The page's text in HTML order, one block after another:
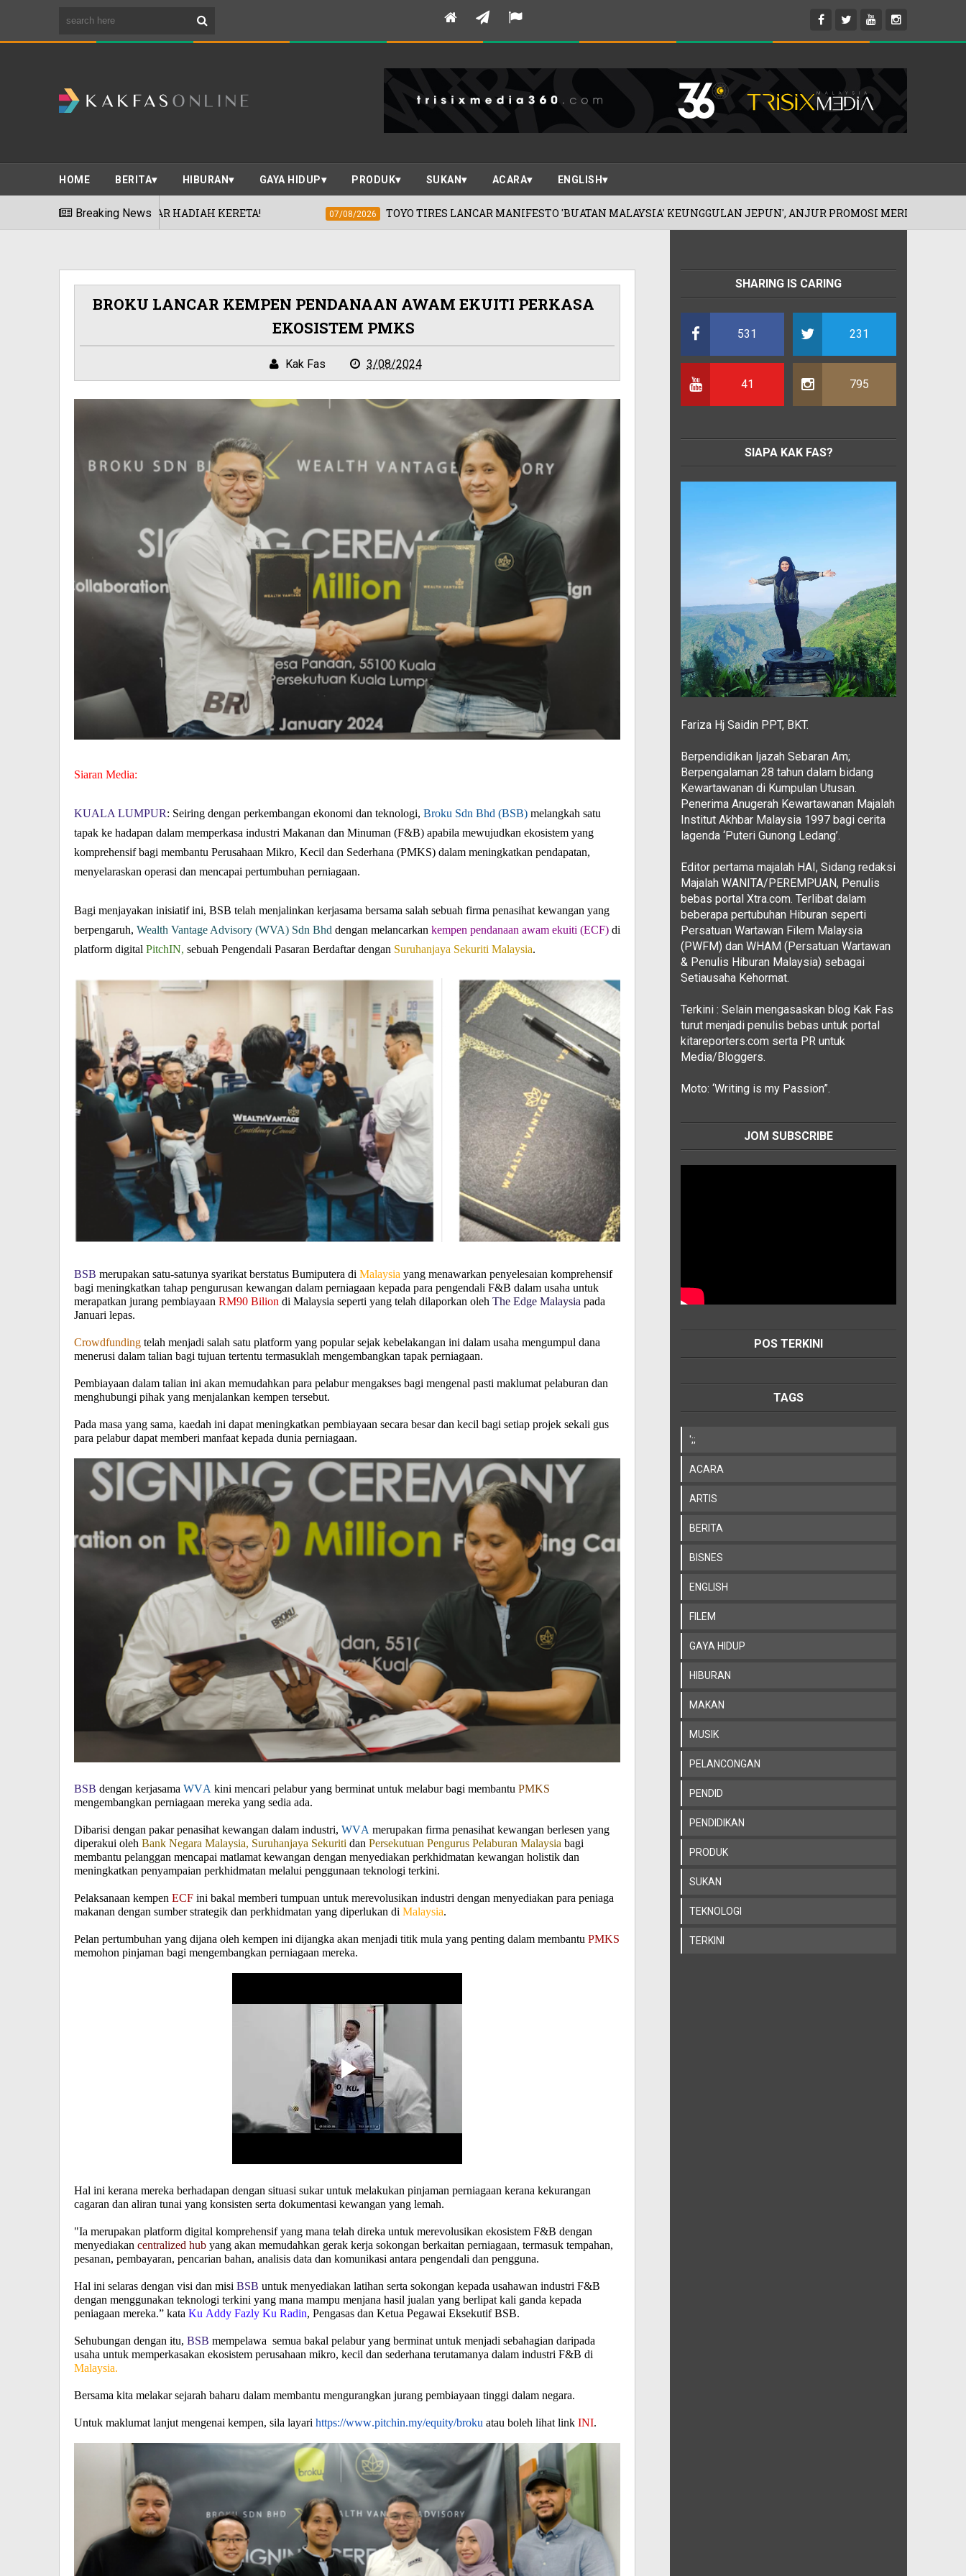
HOME BERITA HIBURAN GAYA HIDUP PRODUK SUKAN ACARA ENGLISH
Breaking News
TAWAR HADIAH KERETA! 07/08/2026 TOYO TIRES LANCAR MANIFESTO 'BUATAN MALAYSIA' KEUNGGULAN JEPUN', ANJUR PROMOSI MERDEKA! 06/08/2026
BROKU LANCAR KEMPEN PENDANAAN AWAM EKUITI PERKASA
EKOSISTEM PMKS
Kak Fas 3/08/2024
Siaran Media:
KUALA LUMPUR: Seiring dengan perkembangan ekonomi dan teknologi, Broku Sdn Bhd (BSB) melangkah satu
tapak ke hadapan dalam memperkasa industri Makanan dan Minuman (F&B) apabila mewujudkan ekosistem yang
komprehensif bagi membantu Perusahaan Mikro, Kecil dan Sederhana (PMKS) dalam meningkatkan pendapatan,
menyelaraskan operasi dan mencapai pertumbuhan perniagaan.
Bagi menjayakan inisiatif ini, BSB telah menjalinkan kerjasama bersama salah sebuah firma penasihat kewangan yang
berpengaruh, Wealth Vantage Advisory (WVA) Sdn Bhd dengan melancarkan kempen pendanaan awam ekuiti (ECF) di
platform digital PitchIN, sebuah Pengendali Pasaran Berdaftar dengan Suruhanjaya Sekuriti Malaysia.
BSB merupakan satu-satunya syarikat berstatus Bumiputera di Malaysia yang menawarkan penyelesaian komprehensif
bagi meningkatkan tahap pengurusan kewangan dalam perniagaan kepada para pengendali F&B dalam usaha untuk
merapatkan jurang pembiayaan RM90 Bilion di Malaysia seperti yang telah dilaporkan oleh The Edge Malaysia pada
Januari lepas.
Crowdfunding telah menjadi salah satu platform yang popular sejak kebelakangan ini dalam usaha mengumpul dana
menerusi dalam talian bagi tujuan tertentu termasuklah mengembangkan tapak perniagaan.
Pembiayaan dalam talian ini akan memudahkan para pelabur mengakses bagi mengenal pasti maklumat pelaburan dan
menghubungi pihak yang menjalankan kempen tersebut.
Pada masa yang sama, kaedah ini dapat meningkatkan pembiayaan secara besar dan kecil bagi setiap projek sekali gus
para pelabur dapat memberi manfaat kepada dunia perniagaan.
BSB dengan kerjasama WVA kini mencari pelabur yang berminat untuk melabur bagi membantu PMKS
mengembangkan perniagaan mereka yang sedia ada.
Dibarisi dengan pakar penasihat kewangan dalam industri, WVA merupakan firma penasihat kewangan berlesen yang
diperakui oleh Bank Negara Malaysia, Suruhanjaya Sekuriti dan Persekutuan Pengurus Pelaburan Malaysia bagi
membantu pelanggan mencapai matlamat kewangan dengan menyediakan perkhidmatan kewangan holistik dan
meningkatkan penyampaian perkhidmatan melalui penggunaan teknologi terkini.
Pelaksanaan kempen ECF ini bakal memberi tumpuan untuk merevolusikan industri dengan menyediakan para peniaga
makanan dengan sumber strategik dan perkhidmatan yang diperlukan di Malaysia.
Pelan pertumbuhan yang dijana oleh kempen ini dijangka akan menjadi titik mula yang penting dalam membantu PMKS
memohon pinjaman bagi mengembangkan perniagaan mereka.
Hal ini kerana mereka berhadapan dengan situasi sukar untuk melakukan pinjaman perniagaan kerana kekurangan
cagaran dan aliran tunai yang konsisten serta dokumentasi kewangan yang lemah.
"Ia merupakan platform digital komprehensif yang mana telah direka untuk merevolusikan ekosistem F&B dengan
menyediakan centralized hub yang akan memudahkan gerak kerja sokongan berkaitan perniagaan, termasuk tempahan,
pesanan, pembayaran, pencarian bahan, analisis data dan komunikasi antara pengendali dan pengguna.
Hal ini selaras dengan visi dan misi BSB untuk menyediakan latihan serta sokongan kepada usahawan industri F&B
dengan menggunakan teknologi terkini yang mana mampu menjana hasil jualan yang berlipat kali ganda kepada
peniagaan mereka.” kata Ku Addy Fazly Ku Radin, Pengasas dan Ketua Pegawai Eksekutif BSB.
Sehubungan dengan itu, BSB mempelawa semua bakal pelabur yang berminat untuk menjadi sebahagian daripada
usaha untuk memperkasakan ekosistem perusahaan mikro, kecil dan sederhana terutamanya dalam industri F&B di
Malaysia.
Bersama kita melakar sejarah baharu dalam membantu mengurangkan jurang pembiayaan tinggi dalam negara.
Untuk maklumat lanjut mengenai kempen, sila layari https://www.pitchin.my/equity/broku atau boleh lihat link INI.
SHARING IS CARING
531 231
41 795
SIAPA KAK FAS?
Fariza Hj Saidin PPT, BKT.
Berpendidikan Ijazah Sebaran Am;
Berpengalaman 28 tahun dalam bidang
Kewartawanan di Kumpulan Utusan.
Penerima Anugerah Kewartawanan Majalah
Institut Akhbar Malaysia 1997 bagi cerita
lagenda ‘Puteri Gunong Ledang’.
Editor pertama majalah HAI, Sidang redaksi
Majalah WANITA/PEREMPUAN, Penulis
bebas portal Xtra.com. Terlibat dalam
beberapa pertubuhan Hiburan seperti
Persatuan Wartawan Filem Malaysia
(PWFM) dan WHAM (Persatuan Wartawan
& Penulis Hiburan Malaysia) sebagai
Setiausaha Kehormat.
Terkini : Selain mengasaskan blog Kak Fas
turut menjadi penulis bebas untuk portal
kitareporters.com serta PR untuk
Media/Bloggers.
Moto: ‘Writing is my Passion”.
JOM SUBSCRIBE
POS TERKINI
TAGS
';;
ACARA
ARTIS
BERITA
BISNES
ENGLISH
FILEM
GAYA HIDUP
HIBURAN
MAKAN
MUSIK
PELANCONGAN
PENDID
PENDIDIKAN
PRODUK
SUKAN
TEKNOLOGI
TERKINI